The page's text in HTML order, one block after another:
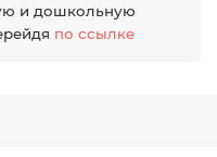
и дошкольную
по ссылке